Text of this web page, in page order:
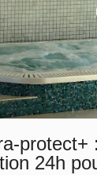
protect+
24h